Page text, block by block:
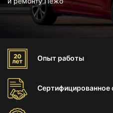
Опыт работы
Сертифицированное